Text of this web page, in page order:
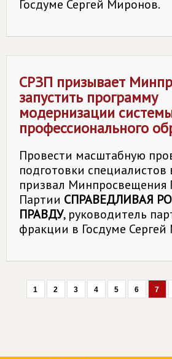
Госдуме Сергей Миронов.
СРЗП призывает
запустить программу
модернизации
профессионального
Провести масштабную
подготовки
призвал Минпросвещения
Партии СПРАВЕДЛИВАЯ
ПРАВДУ, руководитель
фракции в Госдуме
1 2 3 4 5 6 7